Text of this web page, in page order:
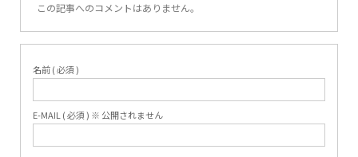
この記事へのコメントはありません。
名前 ( 必須 )
E-MAIL ( 必須 ) ※ 公開されません